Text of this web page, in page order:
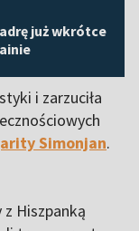
już wkrótce
i zarzuciła
Simonjan.
Hiszpanką